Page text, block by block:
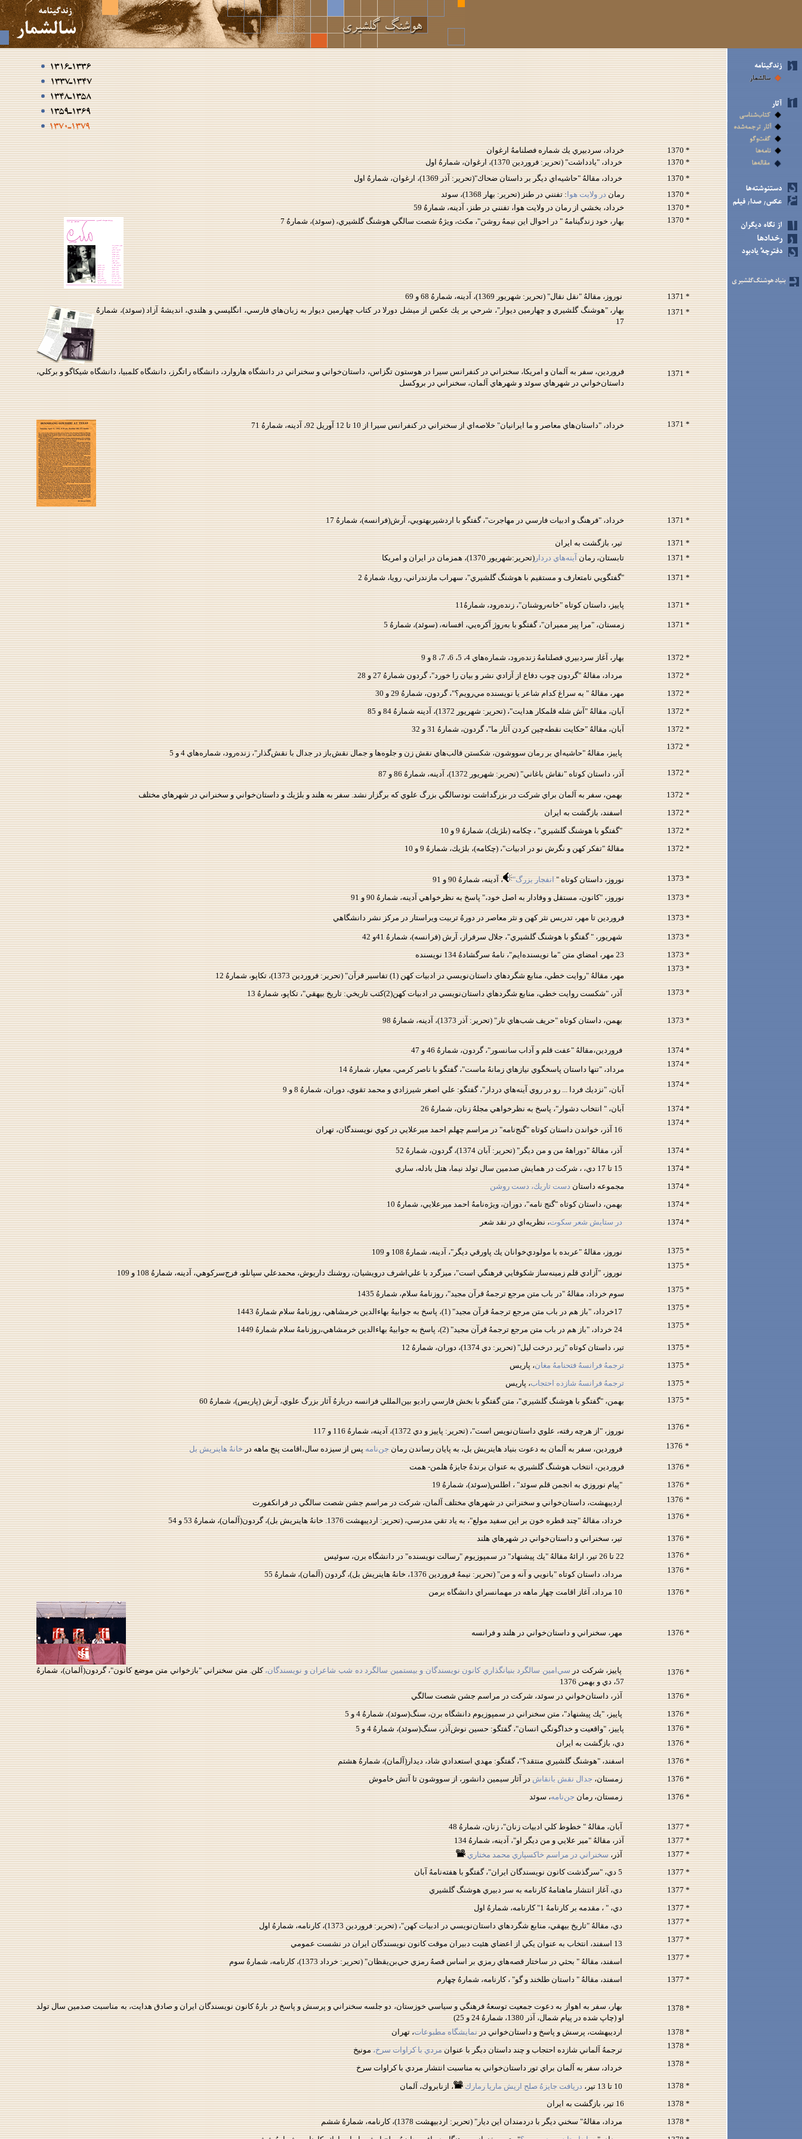
* 1370
خرداد، سردبيري يك شماره فصلنامهُ ارغوان
* 1370
خرداد، "يادداشت" (تحرير: فروردين 1370)، ارغوان، شمارهُ اول
* 1370
خرداد، مقالهُ "حاشيه‌اي ديگر بر داستان ضحاك"(تحرير: آذر 1369)، ارغوان، شمارهُ اول
* 1370
رماندر ولايت هوا: تفنني در طنز (تحرير: بهار 1368)، سوئد
* 1370
خرداد، بخشي از رمان در ولايت هوا، تفنني در طنز، آدينه، شمارهُ 59
* 1370
بهار، خود زندگينامهُ " در احوال اين نيمهُ روشن"، مكث، ويژهُ شصت سالگي هوشنگ گلشيري، (سوئد)، شمارهُ 7
* 1371
نوروز، مقالهُ "نقل نقال" (تحرير: شهريور 1369)، آدينه، شمارهُ 68 و 69
* 1371
بهار، "هوشنگ گلشيري و چهارمين ديوار"، شرحي بر يك عكس‌ از ميشل دورلا در كتاب چهارمين ديوار به زبان‌هاي فارسي، انگليسي و هلندي، انديشهُ آزاد (سوئد)، شمارهُ
17
* 1371
فروردين، سفر به آلمان و امريكا، سخنراني در كنفرانس سيرا در هوستون تگزاس، داستان‌خواني و سخنراني در دانشگاه هاروارد، دانشگاه راتگرز، دانشگاه كلمبيا، دانشگاه شيكاگو و بركلي،
داستان‌خواني در شهرهاي سوئد و شهرهاي آلمان، سخنراني در بروكسل
* 1371 خرداد، "داستان‌‌هاي معاصر و ما ايرانيان" خلاصه‌اي از سخنراني در كنفرانس سيرا از 10 تا 12 آوريل 92، آدينه، شمارهُ 71
* 1371 خرداد، "فرهنگ و ادبيات فارسي در مهاجرت"، گفتگو با اردشيربهتويي، آرش(فرانسه)، شمارهُ 17
* 1371
تير، بازگشت به ايران
* 1371
تابستان، رمانآينه‌‌هاي دردار(تحرير:شهريور 1370)، همزمان در ايران و امريكا
* 1371 "گفتگويي نامتعارف و مستقيم با هوشنگ گلشيري"، سهراب مازندراني، رويا، شمارهُ 2
* 1371 پاييز، داستان كوتاه "خانه‌روشنان"، زنده‌رود، شمارهُ11
* 1371 زمستان، "مرا پير مميران"، گفتگو با به‌روژ آكره‌يي، افسانه، (سوئد)، شمارهُ 5
* 1372
بهار، آغاز سردبيري فصلنامهُ زنده‌رود، شماره‌‌هاي 4، 5، 6، 7، 8 و 9
* 1372
مرداد، مقالهُ "گردون چوب دفاع از آزادي نشر و بيان را خورد"، گردون شمارهُ 27 و 28
* 1372
مهر، مقالهُ " به سراغ كدام شاعر يا نويسنده مي‌رويم؟"، گردون، شمارهُ 29 و 30
* 1372
آبان، مقالهُ "آش شله قلمكار هدايت"، (تحرير: شهريور 1372)، آدينه شمارهُ 84 و 85
* 1372
آبان، مقالهُ "حكايت نقطه‌چين كردن آثار ما"، گردون، شمارهُ 31 و 32
*
1372
پاييز، مقالهُ "حاشيه‌اي بر رمان سووشون، شكستن قالب‌هاي نقش زن و جلوه‌ها و جمال نقش‌باز در جدال با نقش‌گذار"، زنده‌رود، شماره‌‌هاي 4 و 5
* 1372 آذر، داستان كوتاه "نقاش باغاني" (تحرير: شهريور 1372)، آدينه، شمارهُ 86 و 87
*
1372
بهمن، سفر به آلمان براي شركت در بزرگداشت نودسالگي بزرگ علوي كه برگزار نشد. سفر به هلند و بلژيك و داستان‌خواني و سخنراني در شهرهاي مختلف
* 1372
اسفند، بازگشت به ايران
* 1372
"گفتگو با هوشنگ گلشيري" ، چكامه (بلژيك)، شمارهُ 9 و 10
* 1372
مقالهُ "تفكر كهن و نگرش نو در ادبيات"، (چكامه)، بلژيك، شمارهُ 9 و 10
* 1373 نوروز، داستان كوتاه "انفجار بزرگ"
، آدينه، شمارهُ 90 و 91
* 1373
نوروز، "كانون، مستقل و وفادار به اصل خود،" پاسخ به نظرخواهي آدينه، شمارهُ 90 و 91
* 1373 فروردين تا مهر، تدريس نثر كهن و نثر معاصر در دورهُ تربيت ويراستار در مركز نشر دانشگاهي
* 1373
شهريور، " گفتگو با هوشنگ گلشيري"، جلال سرفراز، آرش (فرانسه)، شمارهُ 41و 42
* 1373
23 مهر، امضاي متن "ما نويسنده‌ايم"، نامهُ سرگشادهُ 134 نويسنده
* 1373
مهر، مقالهُ "روايت خطي، منابع شگردهاي داستان‌نويسي در ادبيات كهن (1) تفاسير قرآن" (تحرير: فروردين 1373)، تكاپو، شمارهُ 12
* 1373
آذر، "شكست روايت خطي، منابع شگردهاي داستان‌نويسي در ادبيات كهن(2)كتب تاريخي: تاريخ بيهقي"، تكاپو، شمارهُ 13
* 1373 بهمن، داستان كوتاه "حريف شب‌هاي تار" (تحرير: آذر 1373)، آدينه، شمارهُ 98
* 1374
فروردين،مقالهُ "عفت قلم و آداب سانسور"، گردون، شمارهُ 46 و 47
* 1374
مرداد، "تنها داستان پاسخگوي نيازهاي زمانهُ ماست"، گفتگو با ناصر كرمي، معيار، شمارهُ 14
* 1374
آبان، "نزديك فردا ... رو در روي آينه‌‌هاي دردار"، گفتگو: علي اصغر شيرزادي و محمد تقوي، دوران، شمارهُ 8 و 9
* 1374
آبان، " انتخاب دشوار"، پاسخ به نظرخواهي مجلهُ زنان، شمارهُ 26
* 1374
16 آذر، خواندن داستان كوتاه "گنج‌نامه" در مراسم چهلم احمد ميرعلايي در كوي نويسندگان، تهران
* 1374
آذر، مقالهُ "دوراههُ من و من ديگر" (تحرير: آبان 1374)، گردون، شمارهُ 52
* 1374
15 تا 17 دي، ، شركت در همايش صدمين سال تولد نيما، هتل بادله، ساري
* 1374
مجموعه داستاندست تاريك، دست روشن
* 1374
بهمن، داستان كوتاه "گنج نامه"، دوران، ويژه‌نامهُ احمد ميرعلايي، شمارهُ 10
* 1374
در ستايش شعر سكوت، نظريه‌اي در نقد شعر
* 1375
نوروز، مقالهُ "عربده با مولودي‌‌خوانان يك پاورقي ديگر"، آدينه، شمارهُ 108 و 109
* 1375
نوروز، "آزادي قلم زمينه‌ساز شكوفايي فرهنگي است"، ميزگرد با علي‌اشرف درويشيان، روشنك داريوش، محمدعلي سپانلو، فرج‌سركوهي، آدينه، شمارهُ 108 و 109
* 1375
سوم خرداد، مقالهُ "در باب متن مرجع ترجمهُ قرآن مجيد"، روزنامهُ سلام، شمارهُ 1435
* 1375
17خرداد، "باز هم در باب متن مرجع ترجمهُ قرآن مجيد" (1)، پاسخ به جوابيهُ بهاءالدين خرمشاهي، روزنامهُ سلام شمارهُ 1443
* 1375
24 خرداد، "باز هم در باب متن مرجع ترجمهُ قرآن مجيد" (2)، پاسخ به جوابيهُ بهاءالدين خرمشاهي،روزنامهُ سلام شمارهُ 1449
* 1375
تير، داستان كوتاه "زير درخت ليل" (تحرير: دي 1374)، دوران، شمارهُ 12
* 1375
ترجمهُ فرانسهُ فتحنامهُ مغان، پاريس
* 1375
ترجمهُ فرانسهُ شازده احتجاب، پاريس
* 1375
بهمن، "گفتگو با هوشنگ گلشيري"، متن گفتگو با بخش فارسي راديو بين‌المللي فرانسه دربارهُ آثار بزرگ علوي، آرش (پاريس)، شمارهُ 60
* 1376
نوروز، "از هرچه رفته، علوي داستان‌نويس است"، (تحرير: پاييز و دي 1372)، آدينه، شمارهُ 116 و 117
*
1376 فروردين، سفر به آلمان به دعوت بنياد هاينريش بل، به پايان رساندن رمانجن‌نامهپس از سيزده سال،‌اقامت پنج ماهه درخانهُ هاينريش بل
* 1376
فروردين، انتخاب هوشنگ گلشيري به عنوان برندهُ جايزهُ هلمن- همت
* 1376
"پيام نوروزي به انجمن قلم سوئد" ، اطلس(سوئد)، شمارهُ 19
*
1376
ارديبهشت، داستان‌خواني و سخنراني در شهرهاي مختلف آلمان، شركت در مراسم جشن شصت سالگي در فرانكفورت
* 1376
خرداد، مقالهُ "چند قطره خون بر اين سفيد مولع"، به ياد تقي مدرسي، (تحرير: ارديبهشت 1376. خانهُ هاينريش بل)، گردون(آلمان)، شمارهُ 53 و 54
* 1376
تير، سخنراني و داستا‌ن‌خواني در شهرهاي هلند
* 1376
22 تا 26 تير، ارائهُ مقالهُ "يك پيشنهاد" در سمپوزيوم "رسالت نويسنده" در دانشگاه برن، سوئيس
* 1376
مرداد، داستان كوتاه "بانويي و آنه و من" (تحرير: نيمهُ فروردين 1376، خانهُ هاينريش بل)، گردون (آلمان)، شمارهُ 55
* 1376
10 مرداد، آغاز اقامت چهار ماهه در مهمانسراي دانشگاه برمن
* 1376 مهر، سخنراني و داستان‌خواني در هلند و فرانسه
* 1376 پاييز، شركت درسي‌امين سالگرد بنيانگذاري كانون نويسندگان و بيستمين سالگرد ده شب شاعران و نويسندگان،كلن. متن سخنراني "بازخواني متن موضع كانون"، گردون(آلمان)، شمارهُ
57، دي و بهمن 1376
* 1376
آذر، داستان‌خواني در سوئد، شركت در مراسم جشن شصت سالگي
* 1376
پاييز، "يك پيشنهاد"، متن سخنراني در سمپوزيوم دانشگاه برن، سنگ(سوئد)، شمارهُ 4 و 5
* 1376
پاييز، "واقعيت و خداگونگي انسان"، گفتگو: حسين نوش‌آذر، سنگ(سوئد)، شمارهُ 4 و 5
* 1376
دي، بازگشت به ايران
* 1376
اسفند، "هوشنگ گلشيري منتقد؟"، گفتگو: مهدي استعدادي شاد، ديدار(آلمان)، شمارهُ هشتم
* 1376
زمستان،جدال نقش بانقاشدر آثار سيمين دانشور، از سووشون تا آتش خاموش
* 1376
زمستان، رمانجن‌نامه، سوئد
* 1377
آبان، مقالهُ " خطوط كلي ادبيات زنان"، زنان، شمارهُ 48
* 1377
آذر، مقالهُ "مير علايي و من ديگر او"، آدينه، شمارهُ 134
* 1377
آذر،سخنراني در مراسم خاكسپاري محمد مختاري
* 1377
5 دي، "سرگذشت كانون نويسندگان ايران"، گفتگو با هفته‌نامهُ آبان
* 1377
دي، آغاز انتشار ماهنامهُ كارنامه به سر دبيري هوشنگ گلشيري
* 1377
دي، " ، مقدمه بر كارنامهُ 1" كارنامه، شمارهُ اول
* 1377
دي، مقالهُ "تاريخ بيهقي، منابع شگردهاي داستان‌نويسي در ادبيات كهن"، (تحرير: فروردين 1373)، كارنامه، شمارهُ اول
* 1377
13 اسفند، انتخاب به عنوان يكي از اعضاي هئيت دبيران موقت كانون نويسندگان ايران در نشست عمومي
* 1377
اسفند، مقالهُ " بحثي در ساختار قصه‌‌هاي رمزي بر اساس قصهُ رمزي حي‌بن‌يقظان" (تحرير: خرداد 1373)، كارنامه، شمارهُ سوم
* 1377
اسفند، مقالهُ " داستان طلخند و گو" ، كارنامه، شمارهُ چهارم
* 1378
بهار، سفر به اهواز به دعوت جمعيت توسعهُ فرهنگي و سياسي خوزستان، دو جلسه سخنراني و پرسش و پاسخ در بارهُ كانون نويسندگان ايران و صادق هدايت، به مناسبت صدمين سال تولد
او (چاپ شده در پيام شمال، آذر 1380، شمارهُ 24 و 25)
* 1378
ارديبهشت، پرسش و پاسخ و داستان‌خواني درنمايشگاه مطبوعات، تهران
* 1378
ترجمهُ آلماني شازده احتجاب و چند داستان ديگر با عنوانمردي با كراوات سرخ،مونيخ
* 1378
خرداد، سفر به آلمان براي تور داستا‌ن‌خواني به مناسبت انتشار مردي با كراوات سرخ
* 1378
10 تا 13 تير، دريافت جايزهُ صلح اريش ماريا رمارك
، ازنابروك، آلمان
* 1378
16 تير، بازگشت به ايران
* 1378
مرداد، مقالهُ" سخني ديگر با دردمندان اين ديار" (تحرير: اردبيهشت 1378)، كارنامه، شمارهُ ششم